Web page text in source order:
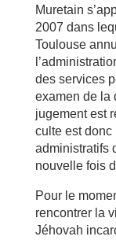
Muretain
2007 dans
Toulouse
des services
examen de la
jugement est
culte est
administratifs
nouvelle fois
Pour le
rencontrer la
Jéhovah